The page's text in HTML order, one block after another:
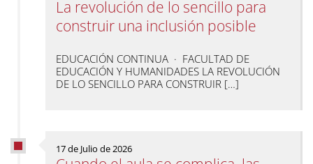
La revolución de lo sencillo para
construir una inclusión posible
EDUCACIÓN CONTINUA · FACULTAD DE
EDUCACIÓN Y HUMANIDADES LA REVOLUCIÓN
DE LO SENCILLO PARA CONSTRUIR […]
17 de Julio de 2026